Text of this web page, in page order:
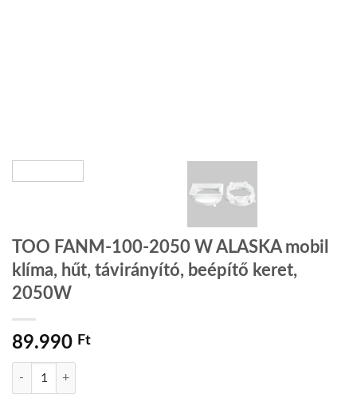
TOO FANM-100-2050 W ALASKA mobil
klíma, hűt, távirányító, beépítő keret,
2050W
89.990 Ft